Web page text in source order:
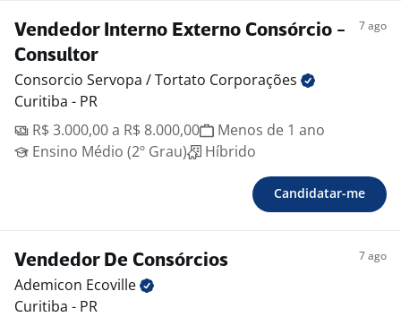
Vendedor Interno Externo Consórcio -
Consultor
7 ago
Consorcio Servopa / Tortato Corporações
Curitiba - PR
R$ 3.000,00 a R$ 8.000,00
Menos de 1 ano
Ensino Médio (2º Grau)
Híbrido
Candidatar-me
Vendedor De Consórcios 7 ago
Ademicon Ecoville
Curitiba - PR